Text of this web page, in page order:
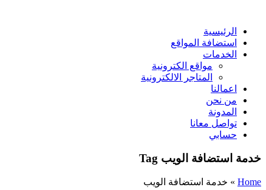
الرئيسية
استضافة المواقع
الخدمات
مواقع الكترونية
المتاجر الالكترونية
اعمالنا
من نحن
المدونة
تواصل معانا
حسابي
خدمة استضافة الويب Tag
Home
» خدمة استضافة الويب